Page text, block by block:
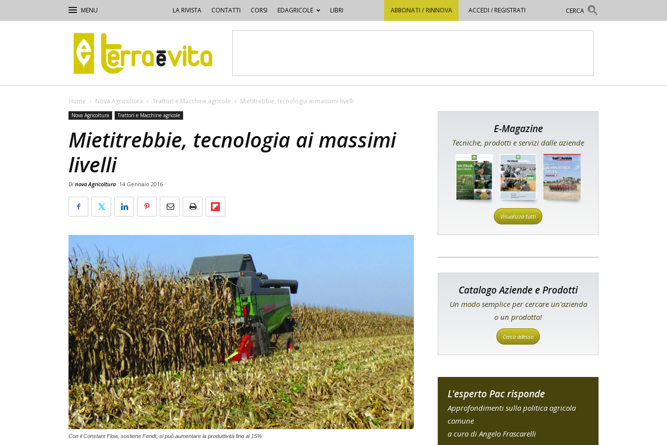
LA RIVISTA CONTATTI CORSI EDAGRICOLE LIBRI ABBONATI / RINNOVA ACCEDI / REGISTRATI
Terra
e
Vita
Home Nova Agricoltura Trattori e Macchine agricole Mietitrebbie, tecnologia ai massimi livelli
Nova Agricoltura Trattori e Macchine agricole
Mietitrebbie, tecnologia ai massimi
livelli
Di nova Agricoltura 14 Gennaio 2016
Con il Constant Flow, sostiene Fendt, si può aumentare la produttività fino al 15%
E-Magazine
Tecniche, prodotti e servizi dalle aziende
Visualizza tutti
Catalogo Aziende e Prodotti
Un modo semplice per cercare un'azienda
o un prodotto!
Cerca adesso
L'esperto Pac risponde
Approfondimenti sulla politica agricola
comune
a cura di Angelo Frascarelli